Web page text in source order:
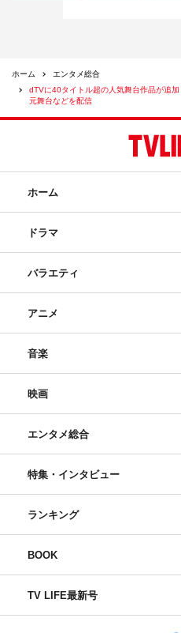
ホーム
エンタメ総合
dTVに40タイトル超の人気舞台作品が追
元舞台などを配信
ホーム
ドラマ
バラエティ
アニメ
音楽
映画
エンタメ総合
特集・インタビュー
ランキング
BOOK
TV LIFE最新号